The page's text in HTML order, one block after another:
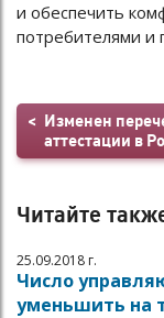
и обеспечить
потребителями и
Изменен
аттестации в
Читайте
25.09.2018 г.
Число
уменьшить на